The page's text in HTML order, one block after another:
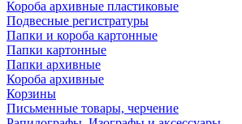
Короба архивные пластиковые
Подвесные регистратуры
Папки и короба картонные
Папки картонные
Папки архивные
Короба архивные
Корзины
Письменные товары, черчение